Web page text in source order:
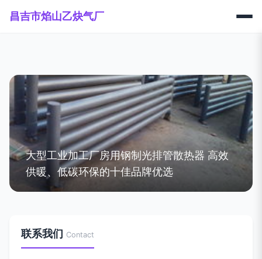
昌吉市焰山乙炔气厂
大型工业加工厂房用钢制光排管散热器 高效
供暖、低碳环保的十佳品牌优选
联系我们 Contact